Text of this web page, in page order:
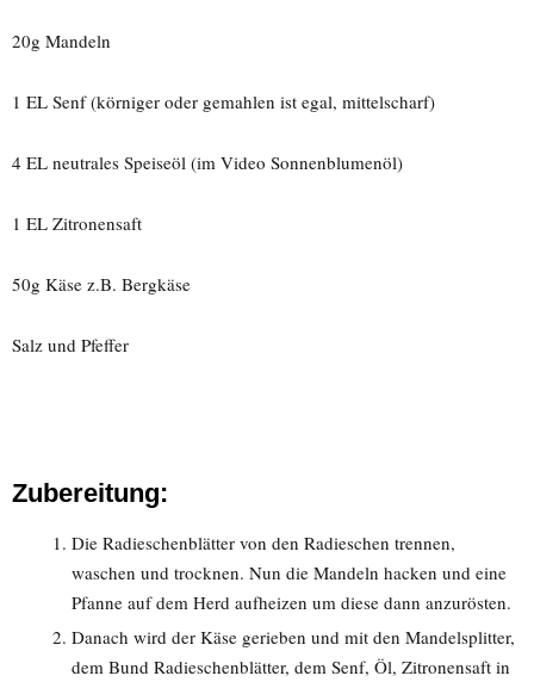
20g Mandeln
1 EL Senf (körniger oder gemahlen ist egal, mittelscharf)
4 EL neutrales Speiseöl (im Video Sonnenblumenöl)
1 EL Zitronensaft
50g Käse z.B. Bergkäse
Salz und Pfeffer
Zubereitung:
Die Radieschenblätter von den Radieschen trennen,
waschen und trocknen. Nun die Mandeln hacken und eine
Pfanne auf dem Herd aufheizen um diese dann anzurösten.
Danach wird der Käse gerieben und mit den Mandelsplitter,
dem Bund Radieschenblätter, dem Senf, Öl, Zitronensaft in